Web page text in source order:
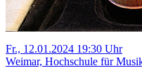
Fr., 12.01.2024 19:30 Uhr
Weimar, Hochschule für